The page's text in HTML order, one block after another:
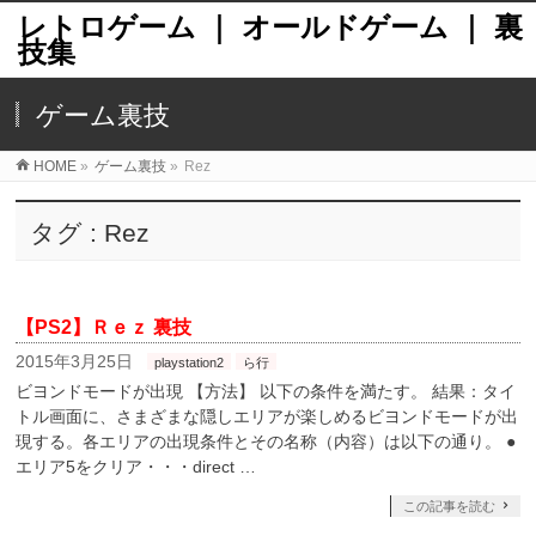
レトロゲーム ｜ オールドゲーム ｜ 裏
技集
ゲーム裏技
HOME » ゲーム裏技 » Rez
タグ : Rez
【PS2】Ｒｅｚ 裏技
2015年3月25日 playstation2 ら行
ビヨンドモードが出現 【方法】 以下の条件を満たす。 結果：タイ
トル画面に、さまざまな隠しエリアが楽しめるビヨンドモードが出
現する。各エリアの出現条件とその名称（内容）は以下の通り。 ●
エリア5をクリア・・・direct …
この記事を読む